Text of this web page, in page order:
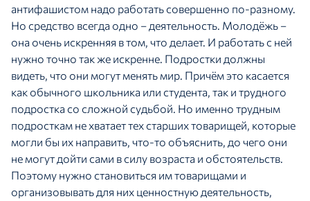
антифашистом надо работать совершенно по-разному.
Но средство всегда одно – деятельность. Молодёжь –
она очень искренняя в том, что делает. И работать с ней
нужно точно так же искренне. Подростки должны
видеть, что они могут менять мир. Причём это касается
как обычного школьника или студента, так и трудного
подростка со сложной судьбой. Но именно трудным
подросткам не хватает тех старших товарищей, которые
могли бы их направить, что-то объяснить, до чего они
не могут дойти сами в силу возраста и обстоятельств.
Поэтому нужно становиться им товарищами и
организовывать для них ценностную деятельность,